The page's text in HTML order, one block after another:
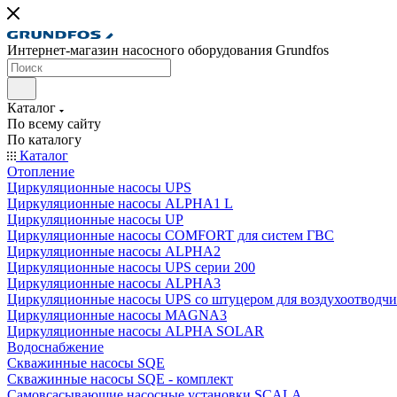
Интернет-магазин насосного оборудования Grundfos
Каталог
По всему сайту
По каталогу
Каталог
Отопление
Циркуляционные насосы UPS
Циркуляционные насосы ALPHA1 L
Циркуляционные насосы UP
Циркуляционные насосы COMFORT для систем ГВС
Циркуляционные насосы ALPHA2
Циркуляционные насосы UPS серии 200
Циркуляционные насосы ALPHA3
Циркуляционные насосы UPS со штуцером для
Циркуляционные насосы MAGNA3
Циркуляционные насосы ALPHA SOLAR
Водоснабжение
Скважинные насосы SQE
Скважинные насосы SQE - комплект